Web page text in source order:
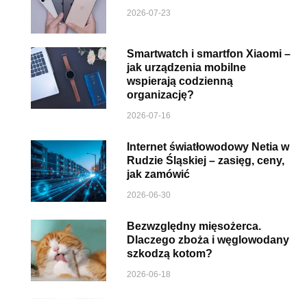
2026-07-23
Smartwatch i smartfon Xiaomi –
jak urządzenia mobilne
wspierają codzienną
organizację?
2026-07-16
Internet światłowodowy Netia w
Rudzie Śląskiej – zasięg, ceny,
jak zamówić
2026-06-30
Bezwzględny mięsożerca.
Dlaczego zboża i węglowodany
szkodzą kotom?
2026-06-18